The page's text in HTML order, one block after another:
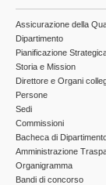
Assicurazione della
Dipartimento
Pianificazione
Storia e Mission
Direttore e Organi
Persone
Sedi
Commissioni
Bacheca di
Amministrazione
Organigramma
Bandi di concorso